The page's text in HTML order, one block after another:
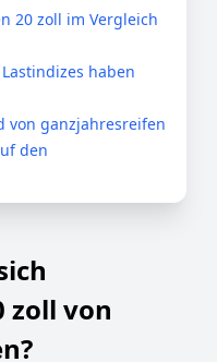
20 zoll im Vergleich
haben
von ganzjahresreifen
den
zoll von